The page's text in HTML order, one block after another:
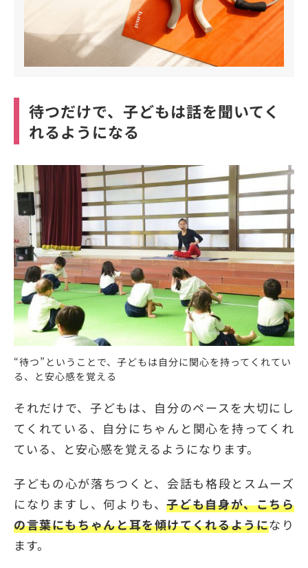
待つだけで、子どもは話を聞いてく
れるようになる
“待つ”ということで、子どもは自分に関心を持ってくれてい
る、と安心感を覚える
それだけで、子どもは、自分のペースを大切にし
てくれている、自分にちゃんと関心を持ってくれ
ている、と安心感を覚えるようになります。
子どもの心が落ちつくと、会話も格段とスムーズ
になりますし、何よりも、子ども自身が、こちら
の言葉にもちゃんと耳を傾けてくれるようになり
ます。